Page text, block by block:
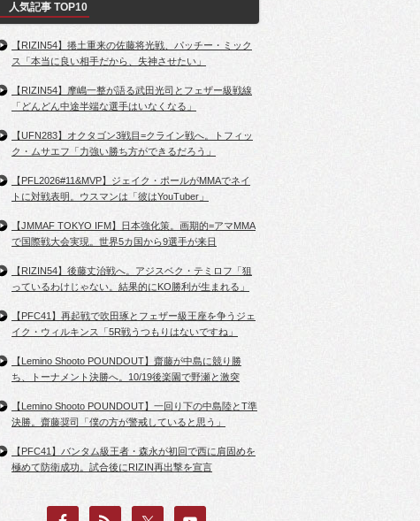
人気記事 TOP10
【RIZIN54】捲土重来の佐藤将光戦、パッチー・ミック
ス「本当に良い相手だから、失神させたい」
【RIZIN54】摩嶋一整が語る武田光司とフェザー級戦線
「どんどん中途半端な選手はいなくなる」
【UFN283】オクタゴン3戦目=クライン戦へ。トフィッ
ク・ムサエフ「力強い勝ち方ができるだろう」
【PFL2026#11&MVP】ジェイク・ポールがMMAでネイ
トに対戦表明。ウスマンは「彼はYouTuber」
【JMMAF TOKYO IFM】日本強化策。画期的=アマMMA
で国際戦大会実現。世界5カ国から9選手が来日
【RIZIN54】後藤丈治戦へ。アジスベク・テミロフ「狙
っているわけじゃない。結果的にKO勝利が生まれる」
【PFC41】再起戦で吹田琢とフェザー級王座を争うジェ
イク・ウィルキンス「5R戦うつもりはないですね」
【Lemino Shooto POUNDOUT】齋藤が中島に競り勝
ち、トーナメント決勝へ。10/19後楽園で野瀬と激突
【Lemino Shooto POUNDOUT】一回り下の中島陸とT準
決勝。齋藤奨司「僕の方が警戒していると思う」
【PFC41】バンタム級王者・森永が初回で西に肩固めを
極めて防衛成功。試合後にRIZIN再出撃を宣言